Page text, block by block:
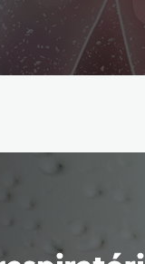
Infecciologia Respiratória
Patologia Respiratória do Sono
Pneumologia Oncológica
Núcleo de Enfermeiros